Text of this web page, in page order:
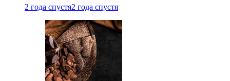
2 года спустя2 года спустя